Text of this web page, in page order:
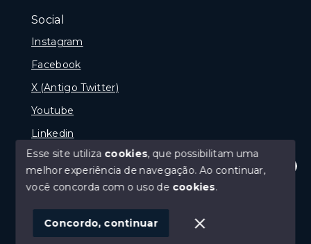
Olá! Estamos disponíveis para te ajudar.
Social
Instagram
Facebook
X (Antigo Twitter)
Youtube
Linkedin
© Copyright 2026 - naPraia Imobiliária - Todos os
SITE PARA IMOBILIARIA
Esse site utiliza cookies, que possibilitam uma
melhor experiência de navegação.Ao continuar,
você concorda com o uso de cookies.
Concordo, continuar